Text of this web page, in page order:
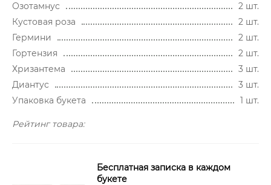
Озотамнус
2 шт.
Кустовая роза
2 шт.
Гермини
2 шт.
Гортензия
2 шт.
Хризантема
3 шт.
Диантус
3 шт.
Упаковка букета
1 шт.
Рейтинг товара:
Бесплатная записка в каждом
букете